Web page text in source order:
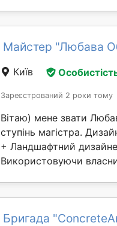
Майстер "Любава
Київ
Зареєстрований 2 роки тому
Вітаю) мене звати
ступінь магістра.
+ Ландшафтний
Використовуючи
Бригада